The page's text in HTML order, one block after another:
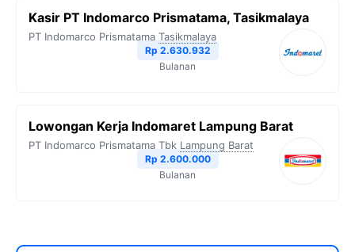
Kasir PT Indomarco Prismatama, Tasikmalaya
PT Indomarco Prismatama Tasikmalaya
Rp 2.630.932
Bulanan
Lowongan Kerja Indomaret Lampung Barat
PT Indomarco Prismatama Tbk Lampung Barat
Rp 2.600.000
Bulanan